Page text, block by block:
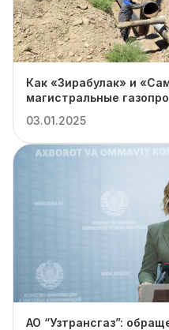
Как «Зирабулак» и
магистральные
03.01.2025
АО “Узтрансгаз”: